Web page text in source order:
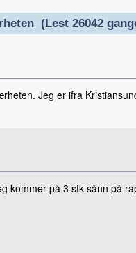
(Lest 26042
Jeg er ifra
kommer på 3 stk sånn på